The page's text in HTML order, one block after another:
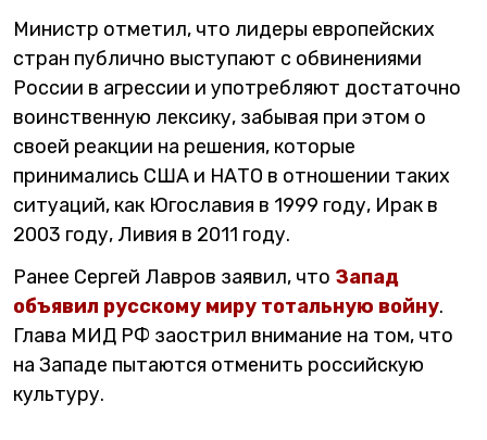
Министр отметил, что лидеры европейских
стран публично выступают с обвинениями
России в агрессии и употребляют достаточно
воинственную лексику, забывая при этом о
своей реакции на решения, которые
принимались США и НАТО в отношении таких
ситуаций, как Югославия в 1999 году, Ирак в
2003 году, Ливия в 2011 году.
Ранее Сергей Лавров заявил, что Запад
объявил русскому миру тотальную войну.
Глава МИД РФ заострил внимание на том, что
на Западе пытаются отменить российскую
культуру.